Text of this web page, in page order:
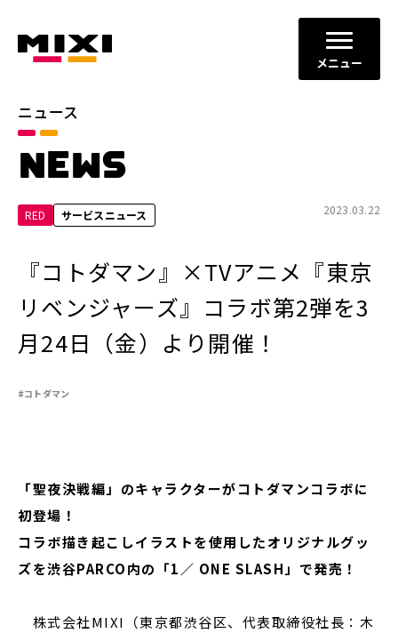
メニュー
ニュース
NEWS
RED サービスニュース 2023.03.22
『コトダマン』×TVアニメ『東京
リベンジャーズ』コラボ第2弾を3
月24日（金）より開催！
#コトダマン
「聖夜決戦編」のキャラクターがコトダマンコラボに
初登場！
コラボ描き起こしイラストを使用したオリジナルグッ
ズを渋谷PARCO内の「1／ ONE SLASH」で発売！
株式会社MIXI（東京都渋谷区、代表取締役社長：木
カテゴリ
お知らせ
2026年 2025年